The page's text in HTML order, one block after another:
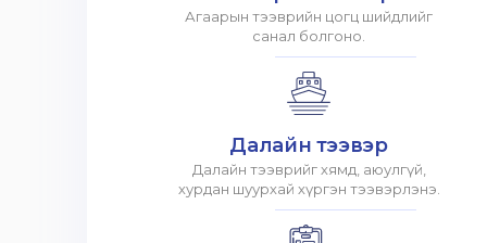
Агаарын тээврийн цогц шийдлийг
санал болгоно.
Далайн тээвэр
Далайн тээврийг хямд, аюулгүй,
хурдан шуурхай хүргэн тээвэрлэнэ.